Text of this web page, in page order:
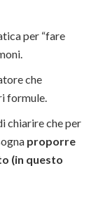
per “fare
che
formule.
chiarire che per
proporre
(in questo